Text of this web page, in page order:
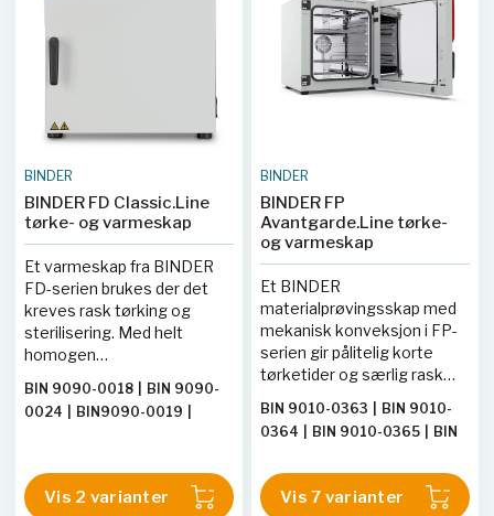
BINDER
BINDER FD Classic.Line
tørke- og varmeskap
Et varmeskap fra BINDER
FD-serien brukes der det
kreves rask tørking og
sterilisering. Med helt
homogen
dynamikk og kraftig vifte
sparer dette varmeskapet
BIN 9090-0018
BIN 9090-
0024
BIN9090-0019
Vis 2 varianter
BINDER
BINDER FP
Avantgarde.Line tørke-
og varmeskap
Et BINDER
materialprøvingsskap med
mekanisk konveksjon i FP-
serien gir pålitelig korte
tørketider og særlig rask
last.
BIN 9010-0363
BIN 9010-
0364
BIN 9010-0365
BIN
|BIN 9010-0367|BIN 9010-
0369| BIN 9010-0368
Vis 7 varianter